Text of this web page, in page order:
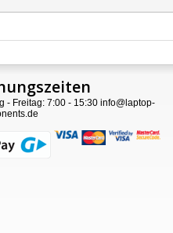
- Freitag: 7:00 - 15:30 info@laptop-